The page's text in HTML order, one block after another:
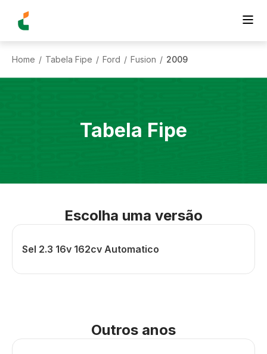
Home / Tabela Fipe / Ford / Fusion / 2009
Tabela Fipe
Escolha uma versão
Sel 2.3 16v 162cv Automatico
Outros anos